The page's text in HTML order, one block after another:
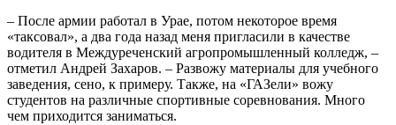
– После армии работал в Урае, потом некоторое время
«таксовал», а два года назад меня пригласили в качестве
водителя в Междуреченский агропромышленный колледж, –
отметил Андрей Захаров. – Развожу материалы для учебного
заведения, сено, к примеру. Также, на «ГАЗели» вожу
студентов на различные спортивные соревнования. Много
чем приходится заниматься.